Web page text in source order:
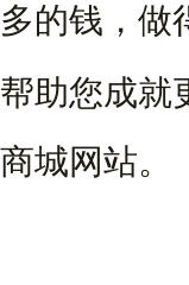
多的钱，做
帮助您成就
商城网站。